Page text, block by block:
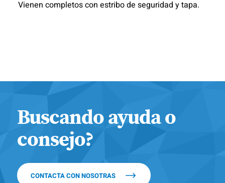
Vienen completos con estribo de seguridad y tapa.
Buscando ayuda o
consejo?
CONTACTA CON NOSOTRAS